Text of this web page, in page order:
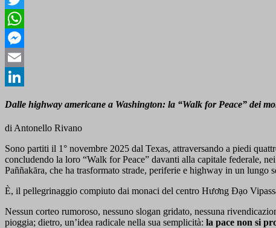
Twitter
WhatsApp
Messenger
Email
Dalle highway americane a Washington: la “Walk for Peace” dei
di Antonello Rivano
Sono partiti il 1° novembre 2025 dal Texas, attraversando a piedi
concludendo la loro “Walk for Peace” davanti alla capitale federale,
Paññakāra, che ha trasformato strade, periferie e highway in un lungo
È, il pellegrinaggio compiuto dai monaci del centro Hương Đạo
Nessun corteo rumoroso, nessuno slogan gridato, nessuna
pioggia; dietro, un’idea radicale nella sua semplicità: la pace non si